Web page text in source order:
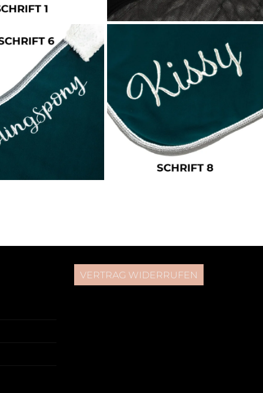
VERTRAG WIDERRUFEN